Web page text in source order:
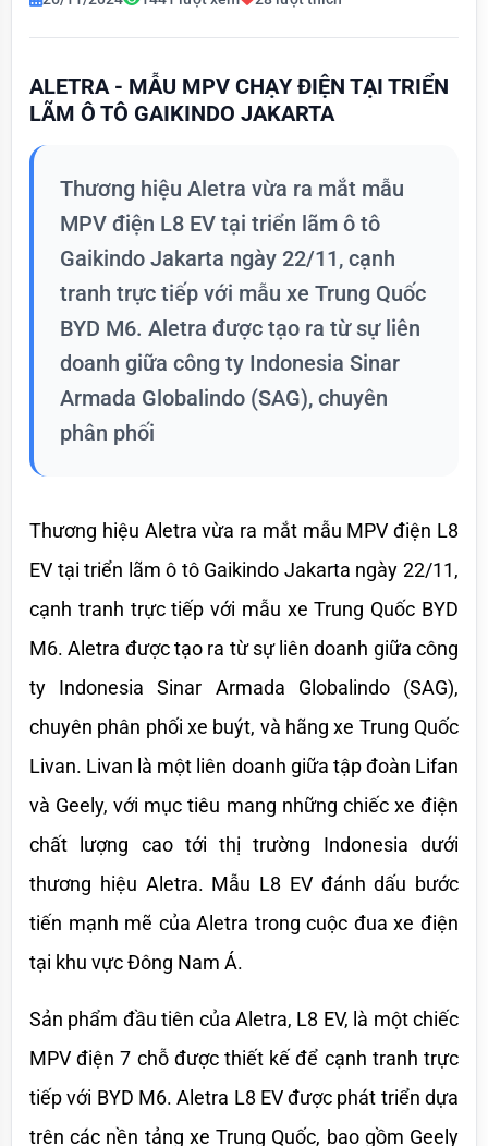
ALETRA - MẪU MPV CHẠY ĐIỆN TẠI TRIỂN
LÃM Ô TÔ GAIKINDO JAKARTA
Thương hiệu Aletra vừa ra mắt mẫu
MPV điện L8 EV tại triển lãm ô tô
Gaikindo Jakarta ngày 22/11, cạnh
tranh trực tiếp với mẫu xe Trung Quốc
BYD M6. Aletra được tạo ra từ sự liên
doanh giữa công ty Indonesia Sinar
Armada Globalindo (SAG), chuyên
phân phối
Thương hiệu Aletra vừa ra mắt mẫu MPV điện L8
EV tại triển lãm ô tô Gaikindo Jakarta ngày 22/11,
cạnh tranh trực tiếp với mẫu xe Trung Quốc BYD
M6. Aletra được tạo ra từ sự liên doanh giữa công
ty Indonesia Sinar Armada Globalindo (SAG),
chuyên phân phối xe buýt, và hãng xe Trung Quốc
Livan. Livan là một liên doanh giữa tập đoàn Lifan
và Geely, với mục tiêu mang những chiếc xe điện
chất lượng cao tới thị trường Indonesia dưới
thương hiệu Aletra. Mẫu L8 EV đánh dấu bước
tiến mạnh mẽ của Aletra trong cuộc đua xe điện
tại khu vực Đông Nam Á.
Sản phẩm đầu tiên của Aletra, L8 EV, là một chiếc
MPV điện 7 chỗ được thiết kế để cạnh tranh trực
tiếp với BYD M6. Aletra L8 EV được phát triển dựa
trên các nền tảng xe Trung Quốc, bao gồm Geely